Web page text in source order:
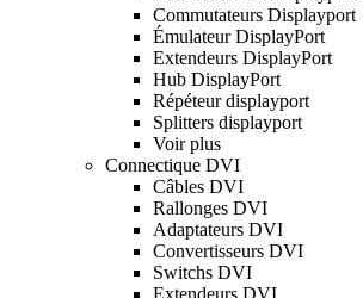
Commutateurs Displayport
Émulateur DisplayPort
Extendeurs DisplayPort
Hub DisplayPort
Répéteur displayport
Splitters displayport
Voir plus
Connectique DVI
Câbles DVI
Rallonges DVI
Adaptateurs DVI
Convertisseurs DVI
Switchs DVI
Extendeurs DVI